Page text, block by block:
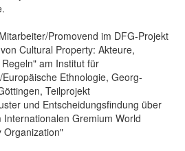
Promovend im DFG-Projekt
Cultural Property: Akteure,
am Institut für
Ethnologie, Georg-
Teilprojekt
und Entscheidungsfindung über
Gremium World
Organization"